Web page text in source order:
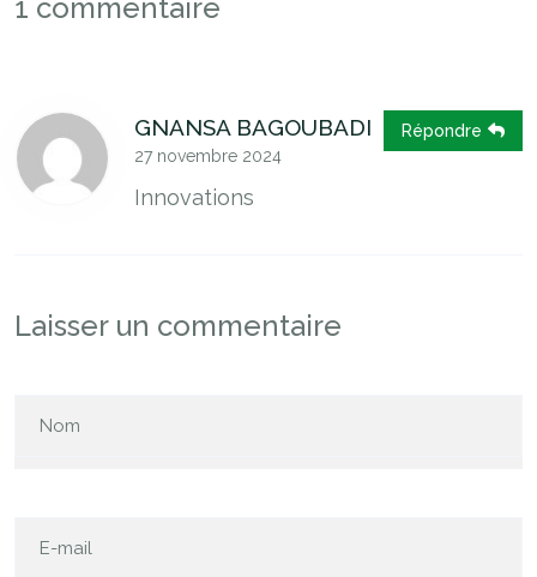
1 commentaire
GNANSA BAGOUBADI
27 novembre 2024
Innovations
Répondre
Laisser un commentaire